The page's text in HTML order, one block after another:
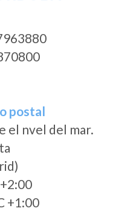
postal
el nvel del mar.
+1:00